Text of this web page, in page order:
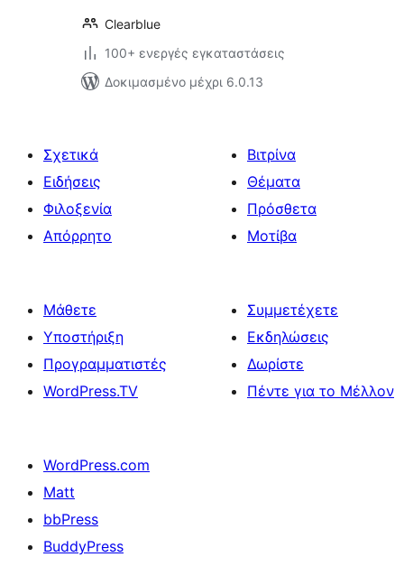
Clearblue
100+ ενεργές εγκαταστάσεις
Δοκιμασμένο μέχρι 6.0.13
Σχετικά
Ειδήσεις
Φιλοξενία
Απόρρητο
Βιτρίνα
Θέματα
Πρόσθετα
Μοτίβα
Μάθετε
Υποστήριξη
Προγραμματιστές
WordPress.TV
Συμμετέχετε
Εκδηλώσεις
Δωρίστε
Πέντε για το Μέλλον
WordPress.com
Matt
bbPress
BuddyPress